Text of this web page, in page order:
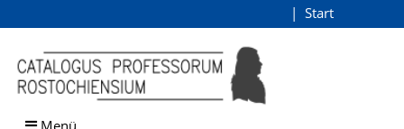
Browsen
direkt zum Inhalt
Start
Menü